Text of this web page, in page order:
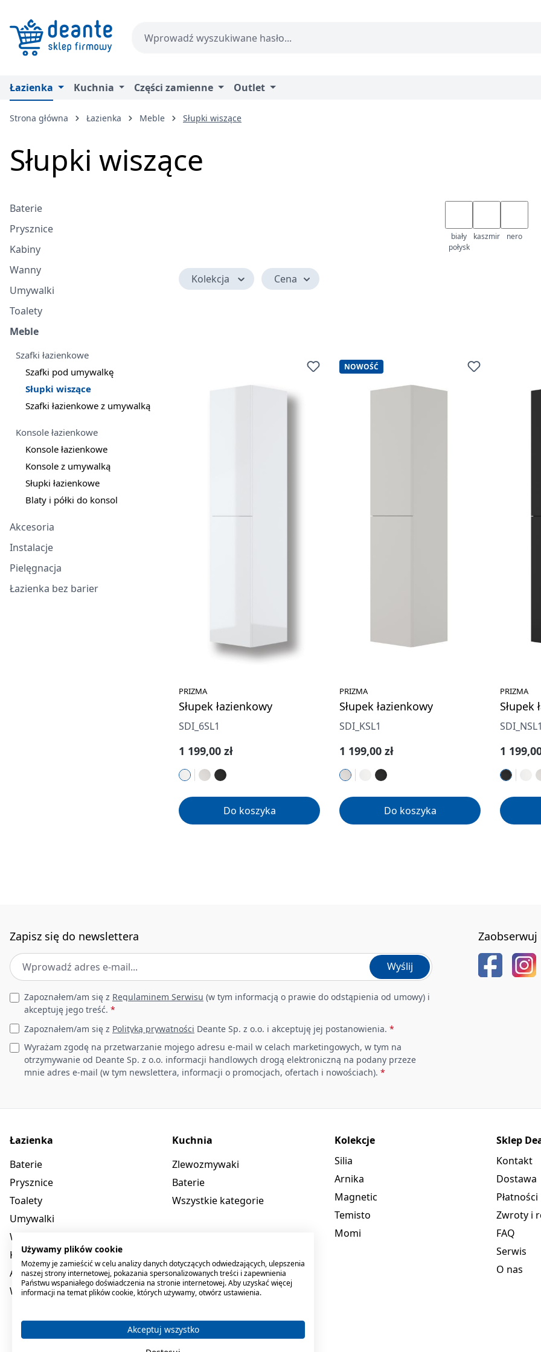
Łazienka Kuchnia Części zamienne Outlet
Strona główna Łazienka Meble Słupki wiszące
Słupki wiszące
Baterie
Prysznice
Kabiny
Wanny
Umywalki
Toalety
Meble
Szafki łazienkowe
Szafki pod umywalkę
Słupki wiszące
Szafki łazienkowe z umywalką
Konsole łazienkowe
Konsole łazienkowe
Konsole z umywalką
Słupki łazienkowe
Blaty i półki do konsol
Akcesoria
Instalacje
Pielęgnacja
Łazienka bez barier
biały
połysk
kaszmir nero
Kolekcja Cena
PRIZMA
Słupek łazienkowy
SDI_6SL1
Cena regularna:
1 199,00 zł
Do koszyka
NOWOŚĆ
PRIZMA
Słupek łazienkowy
SDI_KSL1
Cena regularna:
1 199,00 zł
Do koszyka
PRIZMA
Słupek
SDI_NSL1
Cena
1
Zapisz się do newslettera
Adres e-mail *
Wyślij
Leave this field empty
Zapoznałem/am się z Regulaminem Serwisu (w tym informacją o prawie do odstąpienia od umowy) i
akceptuję jego treść. *
Zapoznałem/am się z Polityką prywatności Deante Sp. z o.o. i akceptuję jej postanowienia. *
Wyrażam zgodę na przetwarzanie mojego adresu e-mail w celach marketingowych, w tym na
otrzymywanie od Deante Sp. z o.o. informacji handlowych drogą elektroniczną na podany przeze
mnie adres e-mail (w tym newslettera, informacji o promocjach, ofertach i nowościach). *
Zaobserwuj
Łazienka
Baterie
Prysznice
Toalety
Umywalki
Wanny
Kabiny
Akcesoria
Wszystkie kategorie
Kuchnia
Zlewozmywaki
Baterie
Wszystkie kategorie
Kolekcje
Silia
Arnika
Magnetic
Temisto
Momi
Sklep
Kontakt
Dostawa
Płatności
Zwroty i
FAQ
Serwis
O nas
Używamy plików cookie
Możemy je zamieścić w celu analizy danych dotyczących odwiedzających, ulepszenia
naszej strony internetowej, pokazania spersonalizowanych treści i zapewnienia
Państwu wspaniałego doświadczenia na stronie internetowej. Aby uzyskać więcej
informacji na temat plików cookie, których używamy, otwórz ustawienia.
Akceptuj wszystko